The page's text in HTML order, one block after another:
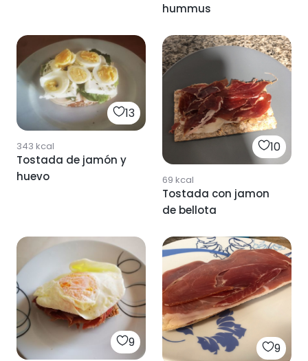
hummus
13
343 kcal
Tostada de jamón y
huevo
10
69 kcal
Tostada con jamon
de bellota
9 9